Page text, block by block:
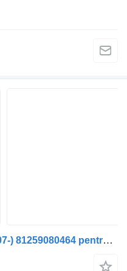
Stopuri MAN TGX 33.680 (01.07-) 81259080464 pentru cap tractor MAN TGL, TGM, TGS, TGX (2005-2021)